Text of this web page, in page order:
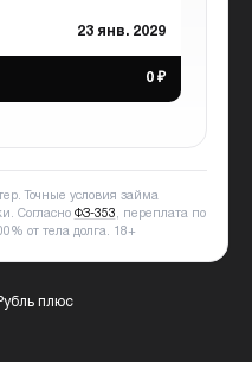
23 янв. 2029
0 ₽
Точные условия займа
Согласно ФЗ-353 , переплата по
от тела долга.
18+
плюс